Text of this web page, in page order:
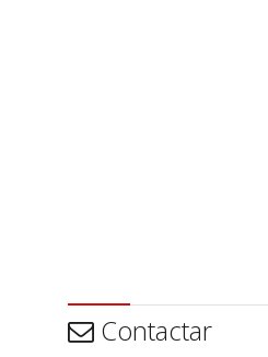
Contactar